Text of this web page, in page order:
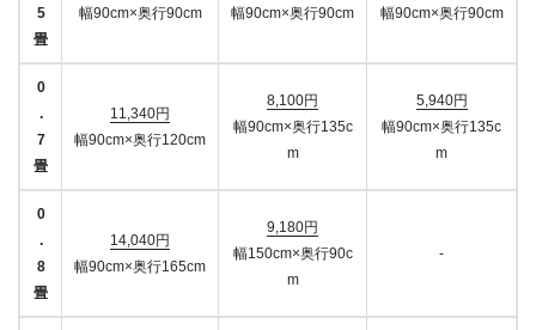
5
畳
幅90cm×奥行90cm
幅90cm×奥行90cm
幅90cm×奥行90cm
0
.
7
畳
11,340円
幅90cm×奥行120cm
8,100円
幅90cm×奥行135c
m
5,940円
幅90cm×奥行135c
m
0
.
8
畳
14,040円
幅90cm×奥行165cm
9,180円
幅150cm×奥行90c
m
-